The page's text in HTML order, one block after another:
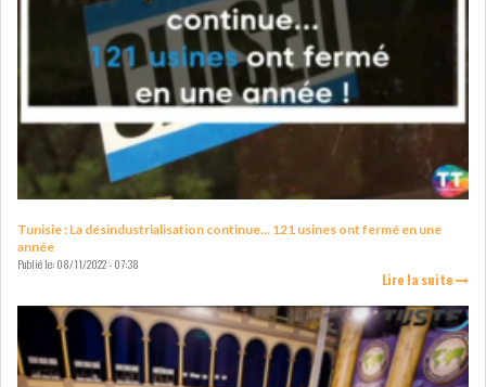
GRAPHIQUE DU TUNINDEX
RSS ANALYSES QUOTIDIENNES
RSS ANALYSES HEBDOMADAIRES
SECTEURS
BANCAIRE AUDIOVISUEL
Tunisie : La désindustrialisation continue… 121 usines ont fermé en une
année
Publié le:08/11/2022 - 07:38
Lire la suite